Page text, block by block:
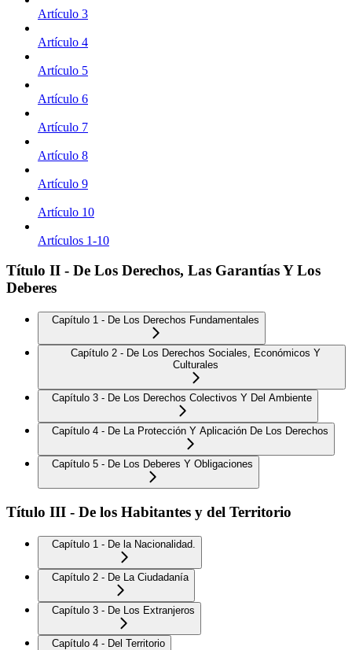
Artículo 3
Artículo 4
Artículo 5
Artículo 6
Artículo 7
Artículo 8
Artículo 9
Artículo 10
Artículos 1-10
Título II - De Los Derechos, Las Garantías Y Los
Deberes
Capítulo 1 - De Los Derechos Fundamentales
Capítulo 2 - De Los Derechos Sociales, Económicos Y
Culturales
Capítulo 3 - De Los Derechos Colectivos Y Del Ambiente
Capítulo 4 - De La Protección Y Aplicación De Los Derechos
Capítulo 5 - De Los Deberes Y Obligaciones
Título III - De los Habitantes y del Territorio
Capítulo 1 - De la Nacionalidad.
Capítulo 2 - De La Ciudadanía
Capítulo 3 - De Los Extranjeros
Capítulo 4 - Del Territorio